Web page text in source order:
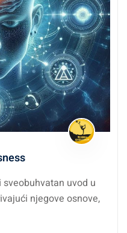
uvod u
njegove osnove,